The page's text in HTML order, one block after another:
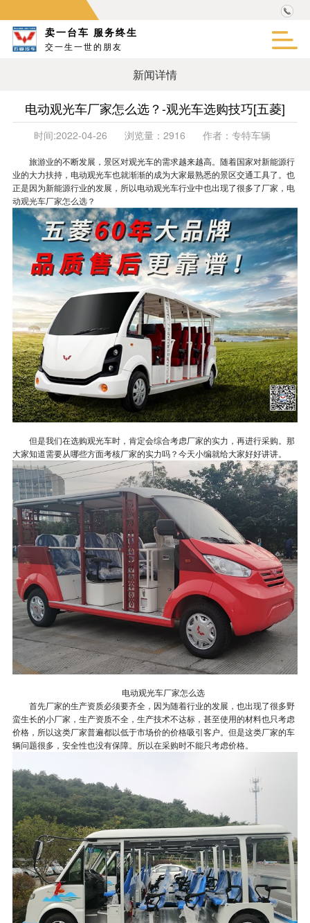
卖一台车 服务终生
交一生一世的朋友
新闻详情
电动观光车厂家怎么选？-观光车选购技巧[五菱]
时间:2022-04-26 浏览量： 2916 作者： 专特车辆
旅游业的不断发展，景区对观光车的需求越来越高。随着国家对新能源行
业的大力扶持，电动观光车也就渐渐的成为大家最熟悉的景区交通工具了。也
正是因为新能源行业的发展，所以电动观光车行业中也出现了很多了厂家， 电
动观光车厂家怎么选？
但是我们在选购观光车时，肯定会综合考虑厂家的实力，再进行采购。那
大家知道需要从哪些方面考核厂家的实力吗？今天小编就给大家好好讲讲。
电动观光车厂家怎么选
首先厂家的生产资质必须要齐全，因为随着行业的发展，也出现了很多野
蛮生长的小厂家，生产资质不全，生产技术不达标，甚至使用的材料也只考虑
价格，所以这类厂家普遍都以低于市场价的价格吸引客户。但是这类厂家的车
辆问题很多，安全性也没有保障。所以在采购时不能只考虑价格。